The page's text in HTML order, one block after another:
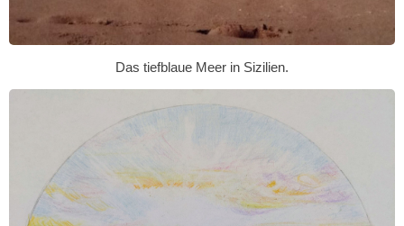
Das tiefblaue Meer in Sizilien.